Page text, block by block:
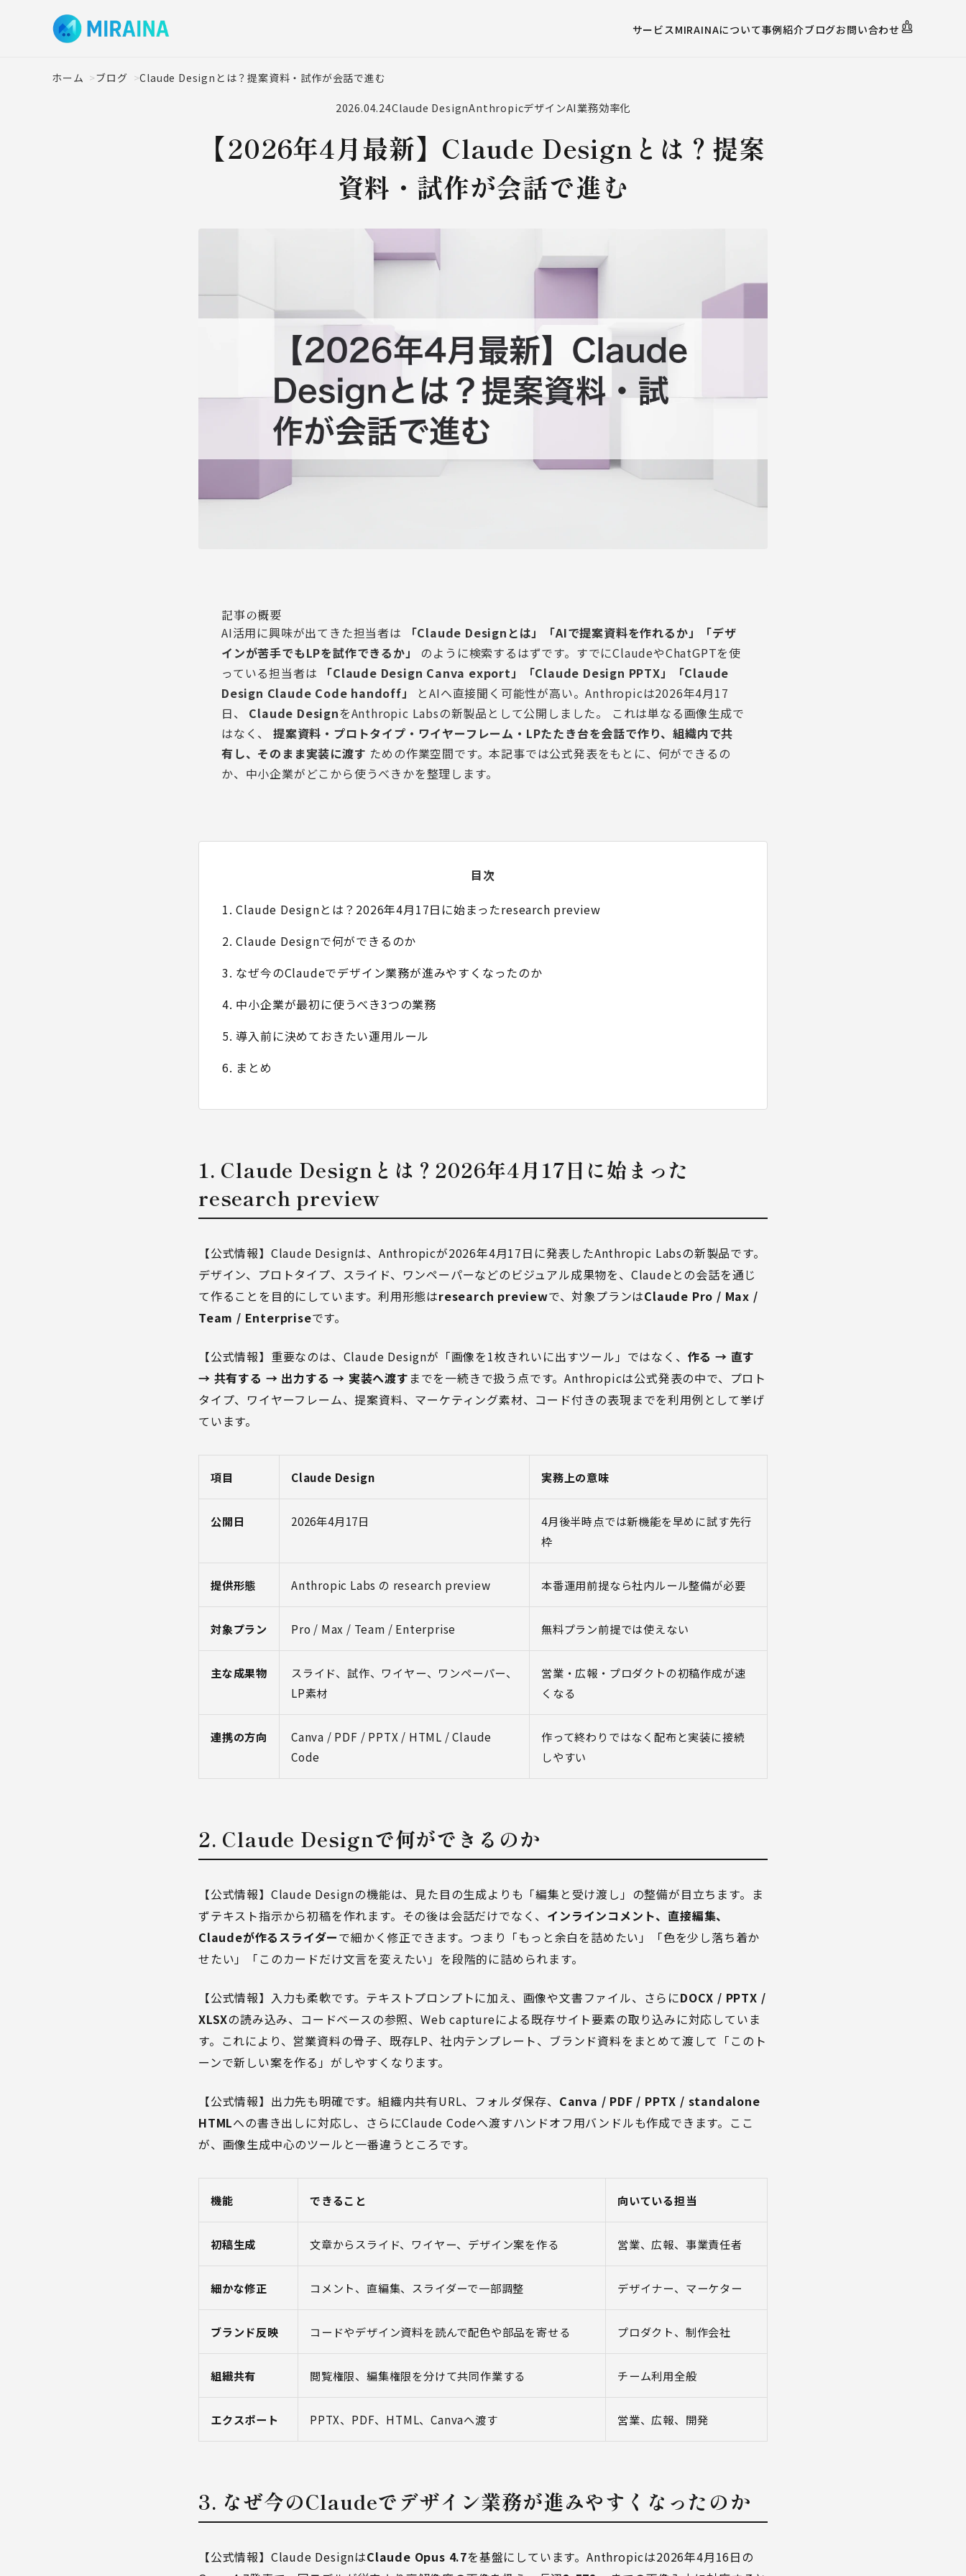
サービス MIRAINAについて事例紹介ブログお問い合わせ
ホーム ブログ Claude Designとは？提案資料・試作が会話で進む
2026.04.24Claude DesignAnthropicデザインAI業務効率化
【2026年4月最新】Claude Designとは？提案
資料・試作が会話で進む
記事の概要
AI活用に興味が出てきた担当者は
「Claude Designとは」「AIで提案資料を作れるか」「デザ
インが苦手でもLPを試作できるか」
のように検索するはずです。すでにClaudeやChatGPTを使
っている担当者は
「Claude Design Canva export」「Claude Design PPTX」「Claude
Design Claude Code handoff」
とAIへ直接聞く可能性が高い。Anthropicは2026年4月17
日、 Claude DesignをAnthropic Labsの新製品として公開しました。 これは単なる画像生成で
はなく、 提案資料・プロトタイプ・ワイヤーフレーム・LPたたき台を会話で作り、組織内で共
有し、そのまま実装に渡す ための作業空間です。本記事では公式発表をもとに、何ができるの
か、中小企業がどこから使うべきかを整理します。
目次
1. Claude Designとは？2026年4月17日に始まったresearch preview
2. Claude Designで何ができるのか
3. なぜ今のClaudeでデザイン業務が進みやすくなったのか
4. 中小企業が最初に使うべき3つの業務
5. 導入前に決めておきたい運用ルール
6. まとめ
1. Claude Designとは？2026年4月17日に始まった
research preview
【公式情報】Claude Designは、Anthropicが2026年4月17日に発表したAnthropic Labsの新製品です。
デザイン、プロトタイプ、スライド、ワンペーパーなどのビジュアル成果物を、Claudeとの会話を通じ
て作ることを目的にしています。利用形態はresearch previewで、対象プランはClaude Pro / Max /
Team / Enterpriseです。
【公式情報】重要なのは、Claude Designが「画像を1枚きれいに出すツール」ではなく、 作る → 直す
→ 共有する → 出力する → 実装へ渡す までを一続きで扱う点です。Anthropicは公式発表の中で、プロト
タイプ、ワイヤーフレーム、提案資料、マーケティング素材、コード付きの表現までを利用例として挙げ
ています。
項目 Claude Design 実務上の意味
公開日 2026年4月17日
4月後半時点では新機能を早めに試す先行
枠
提供形態 Anthropic Labs の research preview 本番運用前提なら社内ルール整備が必要
対象プラン Pro / Max / Team / Enterprise 無料プラン前提では使えない
主な成果物
スライド、試作、ワイヤー、ワンペーパー、
LP素材
営業・広報・プロダクトの初稿作成が速
くなる
連携の方向
Canva / PDF / PPTX / HTML / Claude
Code
作って終わりではなく配布と実装に接続
しやすい
2. Claude Designで何ができるのか
【公式情報】Claude Designの機能は、見た目の生成よりも「編集と受け渡し」の整備が目立ちます。ま
ずテキスト指示から初稿を作れます。その後は会話だけでなく、 インラインコメント、直接編集、
Claudeが作るスライダーで細かく修正できます。つまり「もっと余白を詰めたい」「色を少し落ち着か
せたい」「このカードだけ文言を変えたい」を段階的に詰められます。
【公式情報】入力も柔軟です。テキストプロンプトに加え、画像や文書ファイル、さらにDOCX / PPTX /
XLSXの読み込み、コードベースの参照、Web captureによる既存サイト要素の取り込みに対応していま
す。これにより、営業資料の骨子、既存LP、社内テンプレート、ブランド資料をまとめて渡して「このト
ーンで新しい案を作る」がしやすくなります。
【公式情報】出力先も明確です。組織内共有URL、フォルダ保存、 Canva / PDF / PPTX / standalone
HTMLへの書き出しに対応し、さらにClaude Codeへ渡すハンドオフ用バンドルも作成できます。ここ
が、画像生成中心のツールと一番違うところです。
機能 できること 向いている担当
初稿生成 文章からスライド、ワイヤー、デザイン案を作る 営業、広報、事業責任者
細かな修正 コメント、直編集、スライダーで一部調整 デザイナー、マーケター
ブランド反映 コードやデザイン資料を読んで配色や部品を寄せる プロダクト、制作会社
組織共有 閲覧権限、編集権限を分けて共同作業する チーム利用全般
エクスポート PPTX、PDF、HTML、Canvaへ渡す 営業、広報、開発
3. なぜ今のClaudeでデザイン業務が進みやすくなったのか
【公式情報】Claude DesignはClaude Opus 4.7を基盤にしています。Anthropicは2026年4月16日の